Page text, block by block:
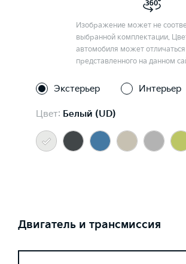
Изображение может не
выбранной комплектации.
автомобиля может отличаться
представленного на данном
Экстерьер Интерьер
Цвет: Белый (UD)
Двигатель и трансмиссия